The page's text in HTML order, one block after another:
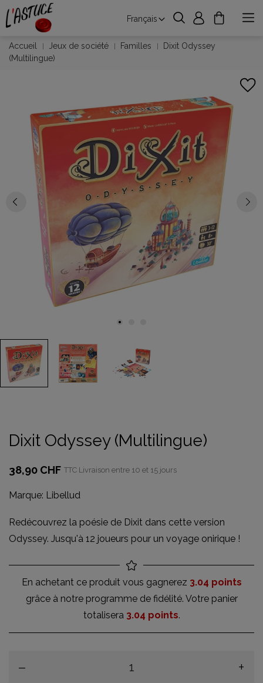
Français
Accueil Jeux de société Familles
Dixit Odyssey
(Multilingue)
Dixit Odyssey (Multilingue)
38,90 CHF TTC Livraison entre 10 et 15 jours
Marque: Libellud
Redécouvrez la poésie de Dixit dans cette version
Odyssey. Jusqu'à 12 joueurs pour un voyage onirique !
En achetant ce produit vous gagnerez 3.04 points
grâce à notre programme de fidélité. Votre panier
totalisera 3.04 points.
– +